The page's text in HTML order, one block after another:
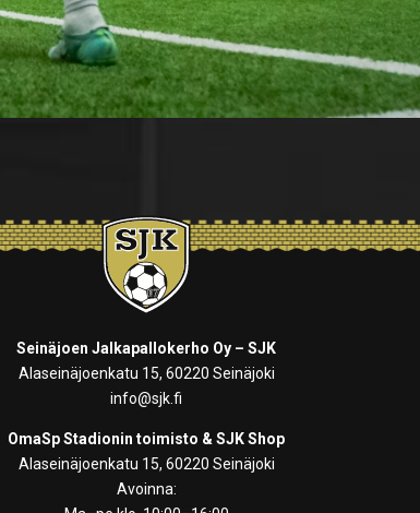
Seinäjoen Jalkapallokerho Oy – SJK
Alaseinäjoenkatu 15, 60220 Seinäjoki
info@sjk.fi
OmaSp Stadionin toimisto & SJK Shop
Alaseinäjoenkatu 15, 60220 Seinäjoki
Avoinna: